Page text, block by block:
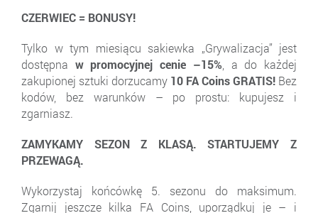
CZERWIEC = BONUSY!
Tylko w tym miesiącu sakiewka „Grywalizacja” jest
dostępna w promocyjnej cenie –15%, a do każdej
zakupionej sztuki dorzucamy 10 FA Coins GRATIS! Bez
kodów, bez warunków – po prostu: kupujesz i
zgarniasz.
ZAMYKAMY SEZON Z KLASĄ. STARTUJEMY Z
PRZEWAGĄ.
Wykorzystaj końcówkę 5. sezonu do maksimum.
Zgarnij jeszcze kilka FA Coins, uporządkuj je – i